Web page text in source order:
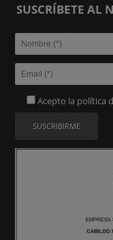
SUSCRÍBETE AL
Acepto la política